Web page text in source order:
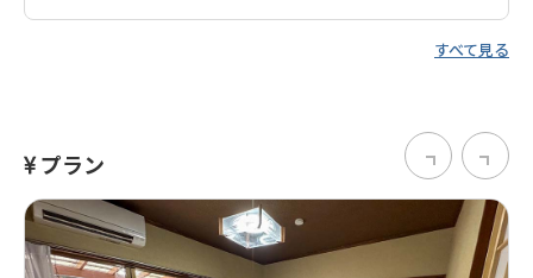
すべて見る
プラン